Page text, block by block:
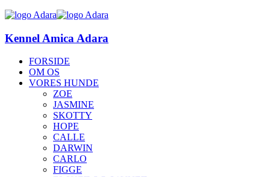
Kennel Amica Adara
FORSIDE
OM OS
VORES HUNDE
ZOE
JASMINE
SKOTTY
HOPE
CALLE
DARWIN
CARLO
FIGGE